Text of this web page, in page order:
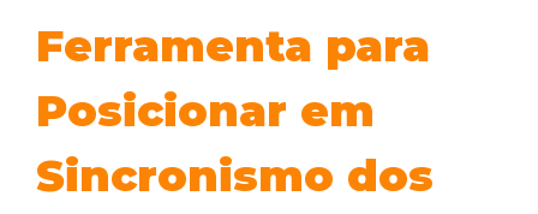
Ferramenta para
Posicionar em
Sincronismo dos